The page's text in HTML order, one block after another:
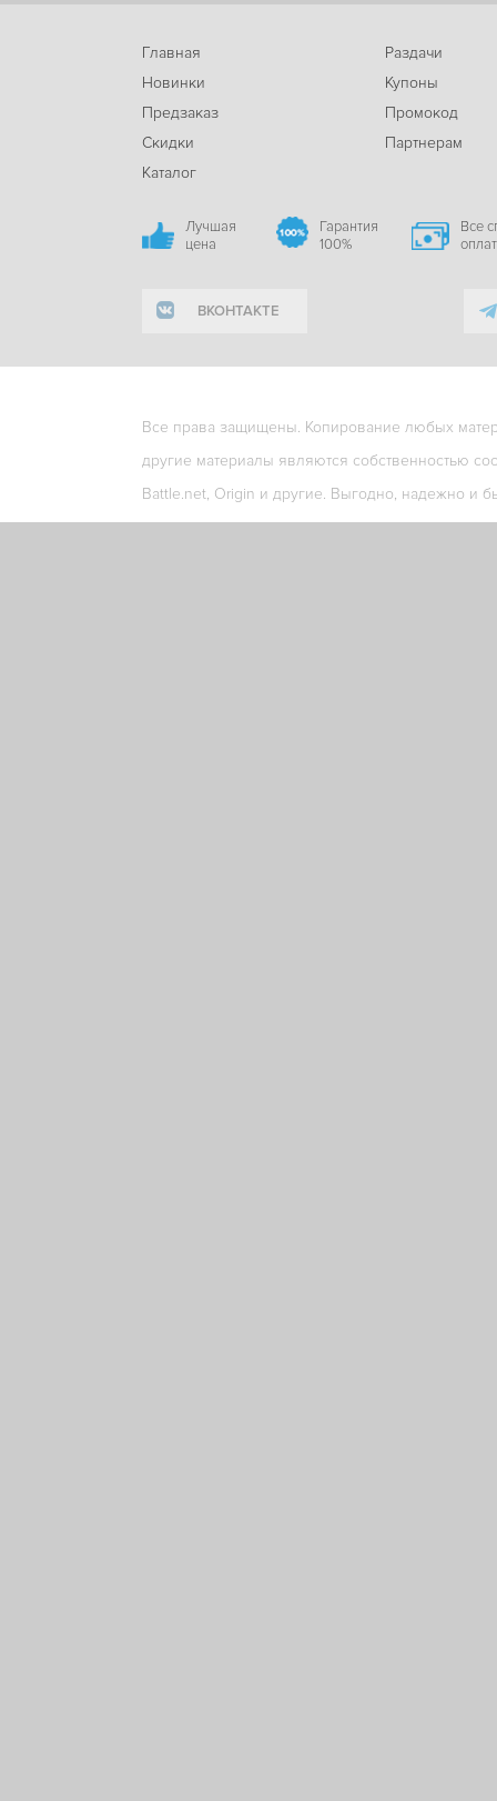
Главная
Новинки
Предзаказ
Скидки
Каталог
Раздачи
Купоны
Промокод
Партнерам
Лучшая
цена
Гарантия
100%
Все
ВКОНТАКТЕ
Все права защищены. Копирование любых
другие материалы являются собственностью
Battle.net, Origin и другие. Выгодно, надежно и